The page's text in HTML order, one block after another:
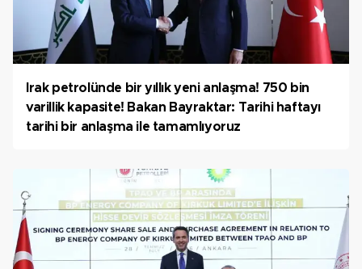
Irak petrolünde bir yıllık yeni anlaşma! 750 bin
varillik kapasite! Bakan Bayraktar: Tarihi haftayı
tarihi bir anlaşma ile tamamlıyoruz